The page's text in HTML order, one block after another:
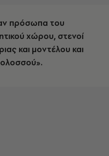
πρόσωπα του
χώρου, στενοί
και μοντέλου και